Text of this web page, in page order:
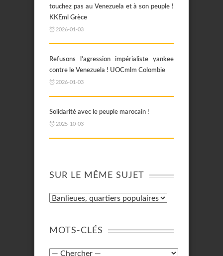
touchez pas au Venezuela et à son peuple !
KKEml Grèce
2026-01-03
Refusons l’agression impérialiste yankee
contre le Venezuela ! UOCmlm Colombie
2026-01-03
Solidarité avec le peuple marocain !
2025-10-03
SUR LE MÊME SUJET
MOTS-CLÉS